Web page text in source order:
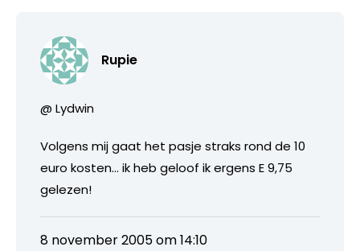
Rupie
@ Lydwin
Volgens mij gaat het pasje straks rond de 10
euro kosten… ik heb geloof ik ergens E 9,75
gelezen!
8 november 2005 om 14:10